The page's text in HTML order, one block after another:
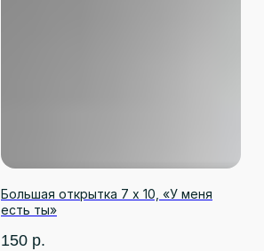
Большая открытка 7 х 10, «У меня
есть ты»
150 р.